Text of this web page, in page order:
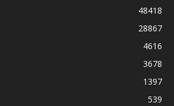
48418
28867
4616
3678
1397
539